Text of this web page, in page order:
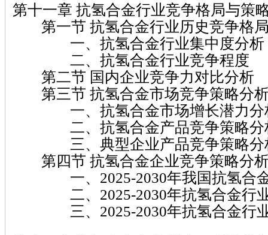
第十一章 抗氢合金行业竞争格局与策
第一节 抗氢合金行业历史竞争格
一、抗氢合金行业集中度分析
二、抗氢合金行业竞争程度
第二节 国内企业竞争力对比分析
第三节 抗氢合金市场竞争策略分
一、抗氢合金市场增长潜力分
二、抗氢合金产品竞争策略分
三、典型企业产品竞争策略分
第四节 抗氢合金企业竞争策略分
一、2025-2030年我国抗氢合金
二、2025-2030年抗氢合金行业
三、2025-2030年抗氢合金行业